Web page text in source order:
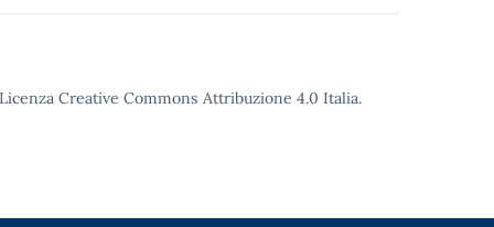
Creative Commons Attribuzione 4.0 Italia.